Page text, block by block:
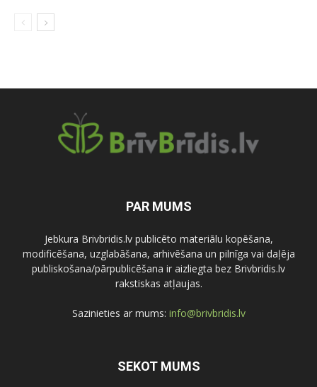
PAR MUMS
Jebkura Brivbridis.lv publicēto materiālu kopēšana,
modificēšana, uzglabāšana, arhivēšana un pilnīga vai daļēja
publiskošana/pārpublicēšana ir aizliegta bez Brivbridis.lv
rakstiskas atļaujas.
Sazinieties ar mums: info@brivbridis.lv
SEKOT MUMS